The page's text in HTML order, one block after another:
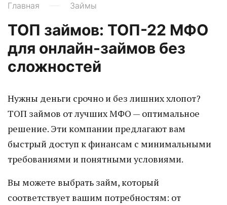
Главная Займы
ТОП займов: ТОП-22 МФО
для онлайн-займов без
сложностей
Нужны деньги срочно и без лишних хлопот?
ТОП займов от лучших МФО — оптимальное
решение. Эти компании предлагают вам
быстрый доступ к финансам с минимальными
требованиями и понятными условиями.
Вы можете выбрать займ, который
соответствует вашим потребностям: от